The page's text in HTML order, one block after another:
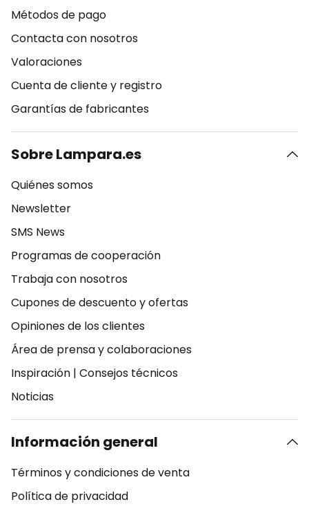
Métodos de pago
Contacta con nosotros
Valoraciones
Cuenta de cliente y registro
Garantías de fabricantes
Sobre Lampara.es
Quiénes somos
Newsletter
SMS News
Programas de cooperación
Trabaja con nosotros
Cupones de descuento y ofertas
Opiniones de los clientes
Área de prensa y colaboraciones
Inspiración | Consejos técnicos
Noticias
Información general
Términos y condiciones de venta
Política de privacidad